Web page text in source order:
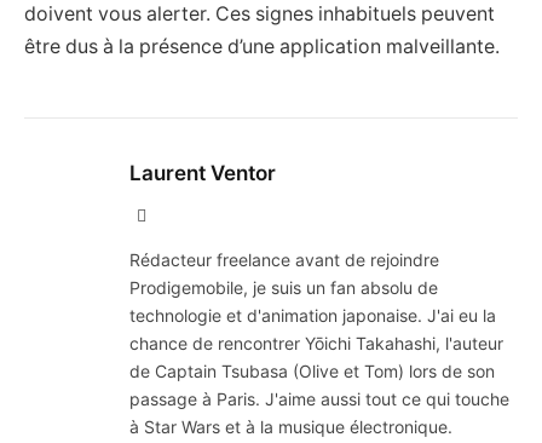
doivent vous alerter. Ces signes inhabituels peuvent
être dus à la présence d’une application malveillante.
Laurent Ventor
Rédacteur freelance avant de rejoindre
Prodigemobile, je suis un fan absolu de
technologie et d'animation japonaise. J'ai eu la
chance de rencontrer Yōichi Takahashi, l'auteur
de Captain Tsubasa (Olive et Tom) lors de son
passage à Paris. J'aime aussi tout ce qui touche
à Star Wars et à la musique électronique.